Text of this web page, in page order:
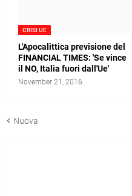
CRISI UE
L'Apocalittica previsione del
FINANCIAL TIMES: 'Se vince
il NO, Italia fuori dall'Ue'
November 21, 2016
Nuova